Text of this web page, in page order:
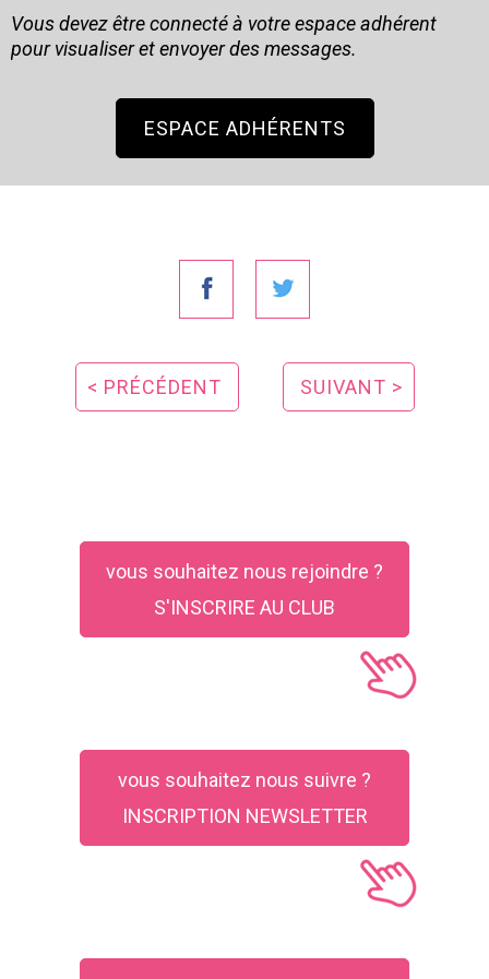
Vous devez être connecté à votre espace adhérent
pour visualiser et envoyer des messages.
ESPACE ADHÉRENTS
< PRÉCÉDENT SUIVANT >
vous souhaitez nous rejoindre ?
S'INSCRIRE AU CLUB
vous souhaitez nous suivre ?
INSCRIPTION NEWSLETTER